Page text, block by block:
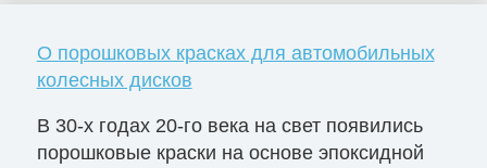
О порошковых красках для автомобильных
колесных дисков
В 30-х годах 20-го века на свет появились
порошковые краски на основе эпоксидной